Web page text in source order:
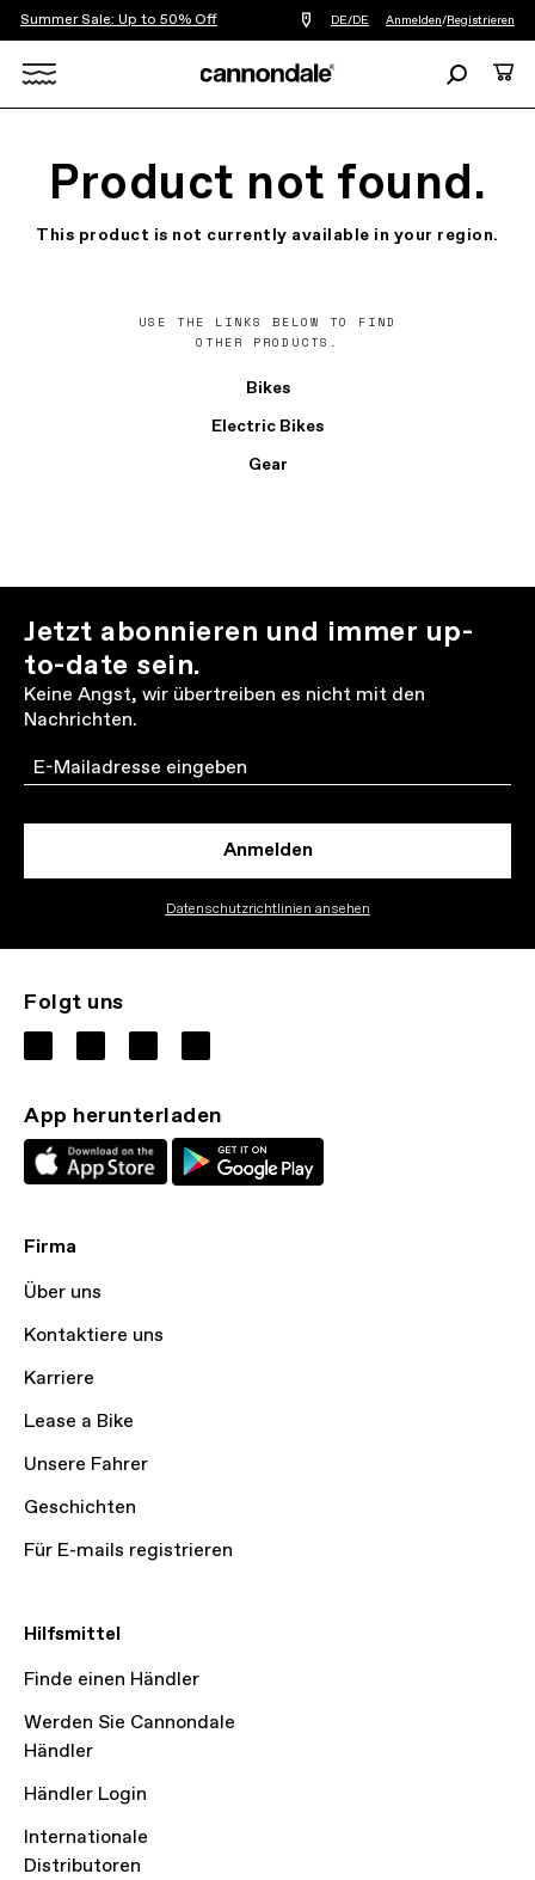
Summer Sale: Up to 50% Off
Einen
Händler
meiner
finden
DE/DE Anmelden/Registrieren
Suchen
Product not found.
This product is not currently available in your region.
USE THE LINKS BELOW TO FIND
OTHER PRODUCTS.
Bikes
Electric Bikes
Gear
Jetzt abonnieren und immer up-
to-date sein.
Keine Angst, wir übertreiben es nicht mit den
Nachrichten.
Email
Anmelden
Datenschutzrichtlinien ansehen
Folgt uns
App herunterladen
Firma
Über uns
Kontaktiere uns
Karriere
Lease a Bike
Unsere Fahrer
Geschichten
Für E-mails registrieren
Hilfsmittel
Finde einen Händler
Werden Sie Cannondale
Händler
Händler Login
Internationale
Distributoren